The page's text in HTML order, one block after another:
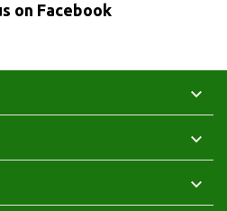
on Facebook


